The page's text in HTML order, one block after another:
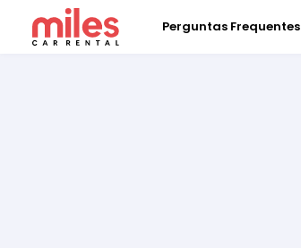
Perguntas Frequentes